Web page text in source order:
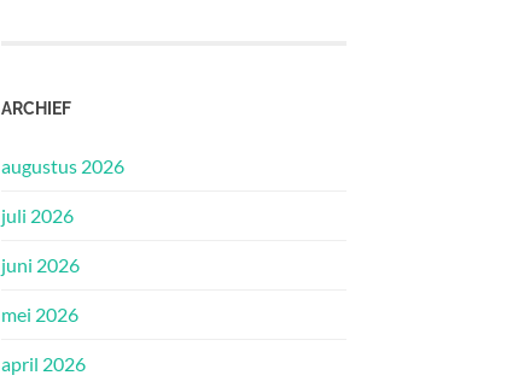
ARCHIEF
augustus 2026
juli 2026
juni 2026
mei 2026
april 2026